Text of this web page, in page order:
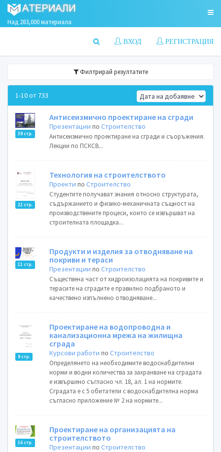
Над 283,000 материала
РЕГИСТРАЦИЯ
ВХОД
Филтрирай резултатите
1-10 от 733
38 стр.
Антисеизмично проектиране на сгради
Презентации поСтроителство
Антисеизмично проектиране на сгради и съоръжения.
Лекции по ПСКСВ...
22 стр.
Технология на строителството
Проекти поСтроителство
Студентите получават знания относно структурата,
съдържанието и физико-механичната същност на
производствените процеси, които се извършват на
строителната площадка...
11 стр.
Продукти и изделия за отводняване на
покриви и тераси
Презентации поСтроителство
Съществена част от хидроизолацията на покривите и
терасите на сградите е правилно подбраното и
качествено изпълнено отводняване...
9 стр.
Проектиране на водопроводна и
канализационна мрежа на жилищна
сграда
Курсови работи поСтроителство
Определянето на необходимите водоснабдителни
норми и водни количества за захранване на сградата
е извършено съгласно чл. 18, ал. 1 на нормите.
Сградата е с 5 обитатели с водоснабдителна норма
съгласно приложение № 2 на нормите...
16 стр.
Проектиране на организацията на
строителството
Презентации поСтроителство